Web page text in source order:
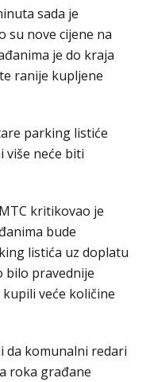
sada je
su nove cijene na
je do kraja
ranije kupljene
parking listiće
više neće biti
kritikovao je
bude
listića uz doplatu
bilo pravednije
veće količine
da komunalni redari
roka građane